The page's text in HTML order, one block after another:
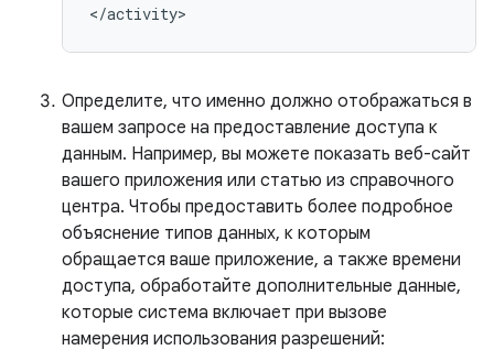
</activity>
Определите, что именно должно отображаться в
вашем запросе на предоставление доступа к
данным. Например, вы можете показать веб-сайт
вашего приложения или статью из справочного
центра. Чтобы предоставить более подробное
объяснение типов данных, к которым
обращается ваше приложение, а также времени
доступа, обработайте дополнительные данные,
которые система включает при вызове
намерения использования разрешений: